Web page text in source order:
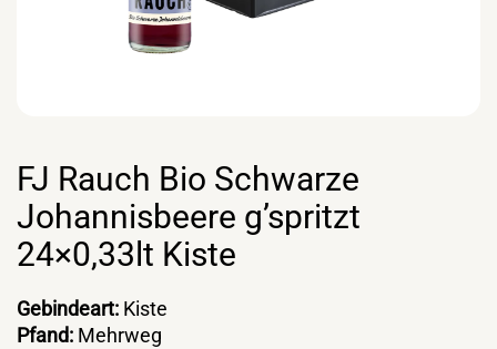
FJ Rauch Bio Schwarze
Johannisbeere g’spritzt
24×0,33lt Kiste
Gebindeart: Kiste
Pfand: Mehrweg